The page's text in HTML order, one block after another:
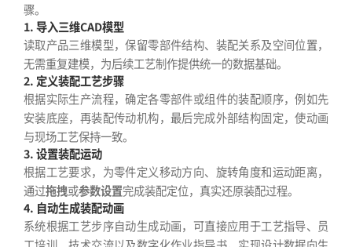
骤。
1. 导入三维CAD模型
读取产品三维模型，保留零部件结构、装配关系及空间位置，
无需重复建模，为后续工艺制作提供统一的数据基础。
2. 定义装配工艺步骤
根据实际生产流程，确定各零部件或组件的装配顺序，例如先
安装底座，再装配传动机构，最后完成外部结构固定，使动画
与现场工艺保持一致。
3. 设置装配运动
根据工艺要求，为零件定义移动方向、旋转角度和运动距离，
通过拖拽或参数设置完成装配定位，真实还原装配过程。
4. 自动生成装配动画
系统根据工艺步序自动生成动画，可直接应用于工艺指导、员